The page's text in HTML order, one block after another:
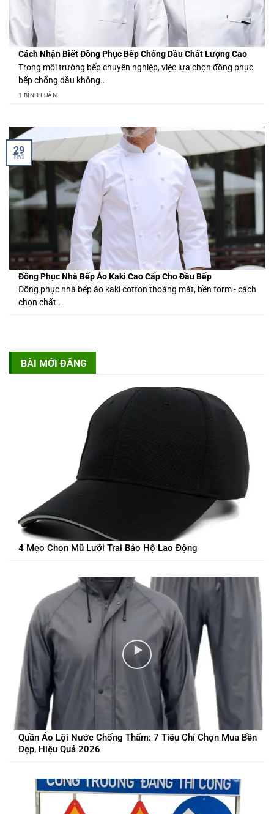
Cách Nhận Biết Đồng Phục Bếp Chống Dầu Chất Lượng Cao
Trong môi trường bếp chuyên nghiệp, việc lựa chọn đồng phục
bếp chống dầu không...
1 BÌNH LUẬN
Đồng Phục Nhà Bếp Áo Kaki Cao Cấp Cho Đầu Bếp
Đồng phục nhà bếp áo kaki cotton thoáng mát, bền form - cách
chọn chất...
29
Th1
BÀI MỚI ĐĂNG
4 Mẹo Chọn Mũ Lưỡi Trai Bảo Hộ Lao Động
Quần Áo Lội Nước Chống Thấm: 7 Tiêu Chí Chọn Mua Bền
Đẹp, Hiệu Quả 2026